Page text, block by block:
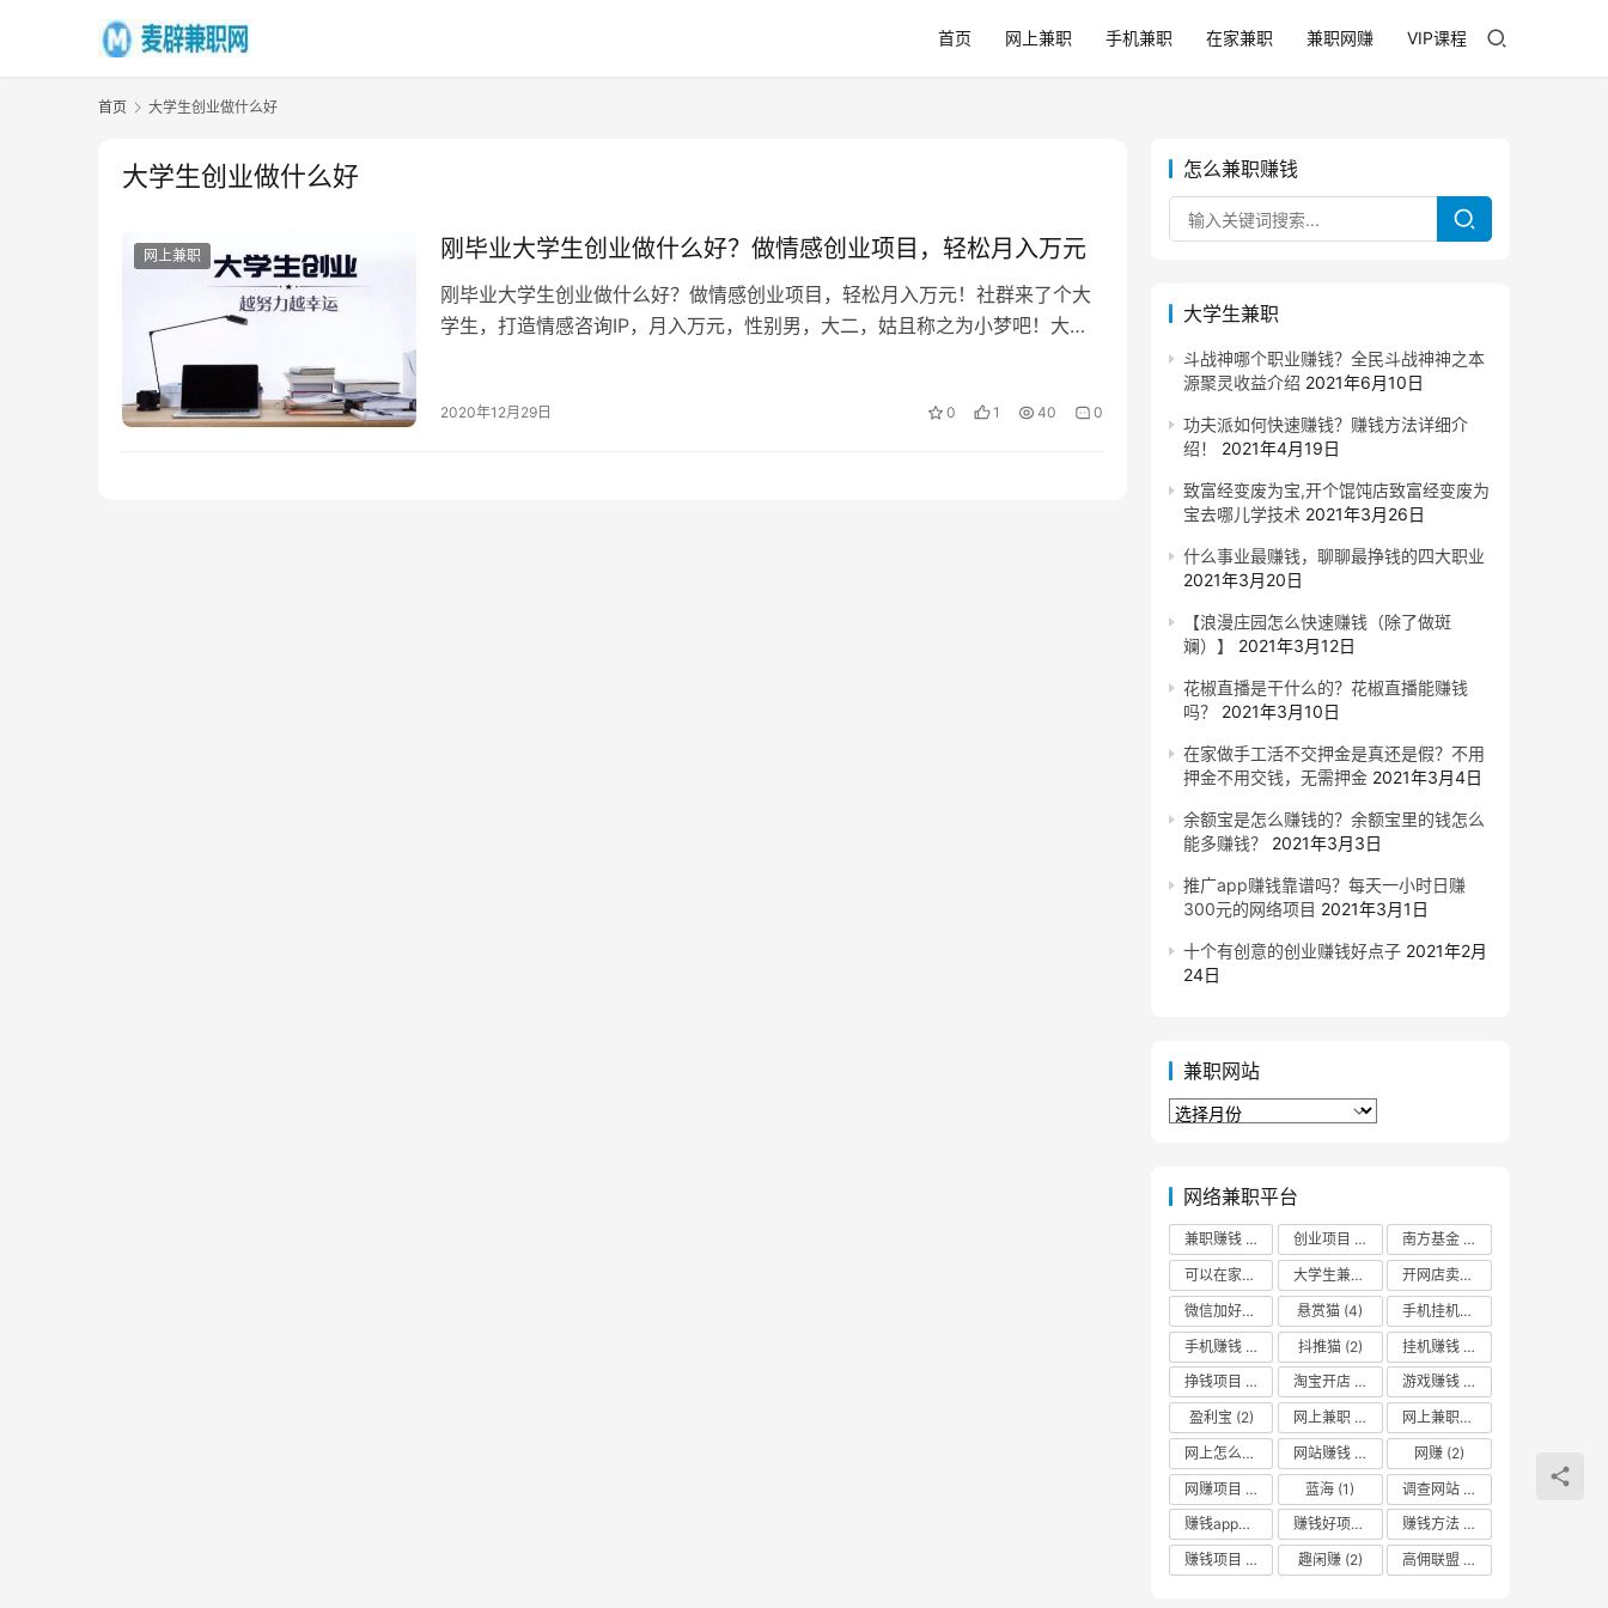
首页 网上兼职 手机兼职 在家兼职 兼职网赚 VIP课程
首页 大学生创业做什么好
大学生创业做什么好
网上兼职 刚毕业大学生创业做什么好？做情感创业项目，轻松月入万元
刚毕业大学生创业做什么好？做情感创业项目，轻松月入万元！社群来了个大
学生，打造情感咨询IP，月入万元，性别男，大二，姑且称之为小梦吧！大学
2020年12月29日 0 1 40 0
怎么兼职赚钱
大学生兼职
斗战神哪个职业赚钱？全民斗战神神之本
源聚灵收益介绍 2021年6月10日
功夫派如何快速赚钱？赚钱方法详细介
绍！
2021年4月19日
致富经变废为宝,开个馄饨店致富经变废为
宝去哪儿学技术 2021年3月26日
什么事业最赚钱，聊聊最挣钱的四大职业
2021年3月20日
【浪漫庄园怎么快速赚钱（除了做斑
斓）】
2021年3月12日
花椒直播是干什么的？花椒直播能赚钱
吗？
2021年3月10日
在家做手工活不交押金是真还是假？不用
押金不用交钱，无需押金 2021年3月4日
余额宝是怎么赚钱的？余额宝里的钱怎么
能多赚钱？
2021年3月3日
推广app赚钱靠谱吗？每天一小时日赚
300元的网络项目 2021年3月1日
十个有创意的创业赚钱好点子 2021年2月
24日
兼职网站
兼
网络兼职平台
兼职赚钱 创业项目 南方基金
可以在家挣钱
大学生兼职 开网店卖什么最赚钱
微信加好友
悬赏猫 (4) 手机挂机赚钱
手机赚钱
抖推猫(2) 挂机赚钱
挣钱项目
淘宝开店 游戏赚钱
盈利宝 (2) 网上兼职 网上兼职赚钱日结
网上怎么赚零花钱
(2)
网站赚钱 网赚 (2)
网赚项目
蓝海 (1) 调查网站
赚钱app哪个最靠谱
(2) 赚钱好项目 赚钱方法
赚钱项目
趣闲赚(2) 高佣联盟